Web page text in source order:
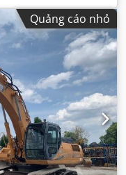
Quảng cáo nhỏ